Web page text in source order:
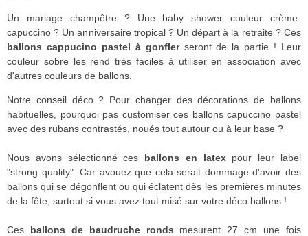
Un mariage champêtre ? Une baby shower couleur crème-
capuccino ? Un anniversaire tropical ? Un départ à la retraite ? Ces
ballons cappucino pastel à gonflerseront de la partie ! Leur
couleur sobre les rend très faciles à utiliser en association avec
d'autres couleurs de ballons.
Notre conseil déco ? Pour changer des décorations de ballons
habituelles, pourquoi pas customiser ces ballons capuccino pastel
avec des rubans contrastés, noués tout autour ou à leur base ?
Nous avons sélectionné ces ballons en latexpour leur label
"strong quality". Car avouez que cela serait dommage d'avoir des
ballons qui se dégonflent ou qui éclatent dès les premières minutes
de la fête, surtout si vous avez tout misé sur votre déco ballons !
Ces ballons de baudruche ronds mesurent 27 cm une fois